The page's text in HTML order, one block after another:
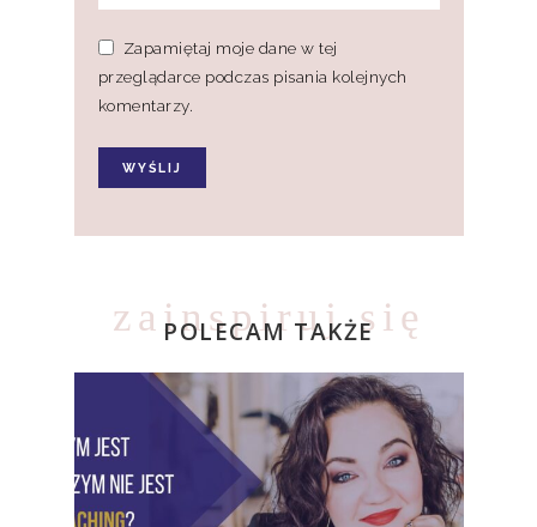
Zapamiętaj moje dane w tej
przeglądarce podczas pisania kolejnych
komentarzy.
zainspiruj się
POLECAM TAKŻE